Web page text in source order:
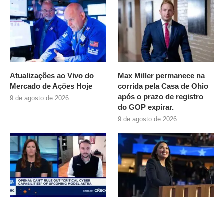
Atualizações ao Vivo do
Mercado de Ações Hoje
9 de agosto de 2026
Max Miller permanece na
corrida pela Casa de Ohio
após o prazo de registro
do GOP expirar.
9 de agosto de 2026